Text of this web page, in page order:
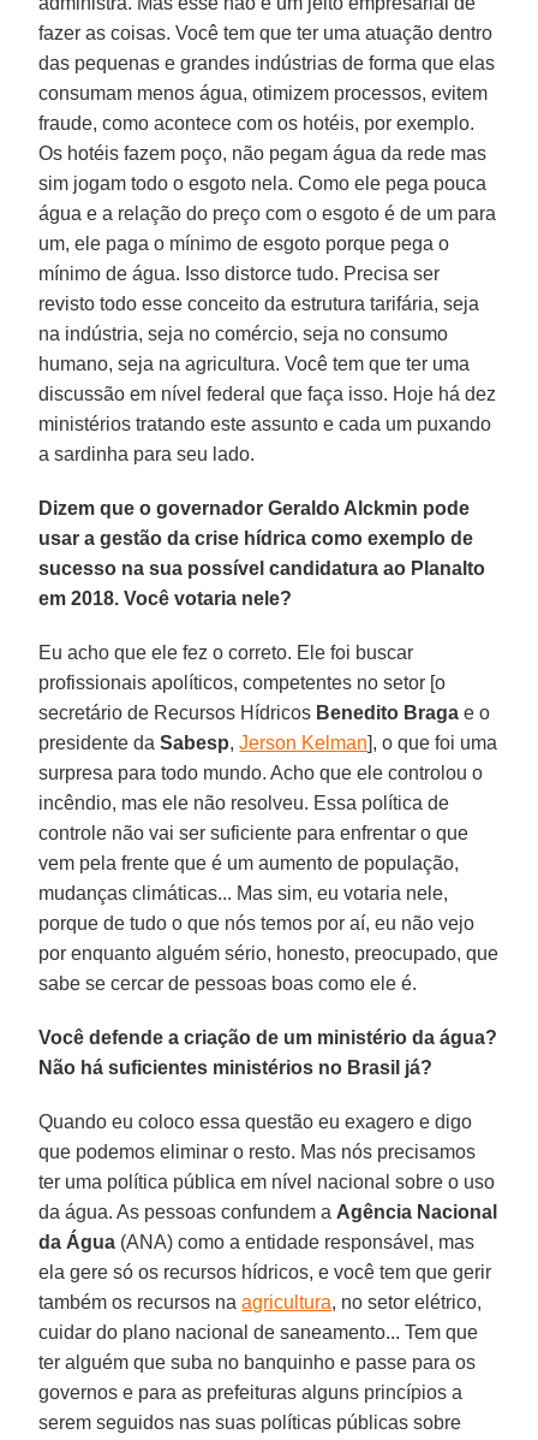
fazer as coisas. Você tem que ter uma atuação dentro
das pequenas e grandes indústrias de forma que elas
consumam menos água, otimizem processos, evitem
fraude, como acontece com os hotéis, por exemplo.
Os hotéis fazem poço, não pegam água da rede mas
sim jogam todo o esgoto nela. Como ele pega pouca
água e a relação do preço com o esgoto é de um para
um, ele paga o mínimo de esgoto porque pega o
mínimo de água. Isso distorce tudo. Precisa ser
revisto todo esse conceito da estrutura tarifária, seja
na indústria, seja no comércio, seja no consumo
humano, seja na agricultura. Você tem que ter uma
discussão em nível federal que faça isso. Hoje há dez
ministérios tratando este assunto e cada um puxando
a sardinha para seu lado.
Dizem que o governador Geraldo Alckmin pode
usar a gestão da crise hídrica como exemplo de
sucesso na sua possível candidatura ao Planalto
em 2018. Você votaria nele?
Eu acho que ele fez o correto. Ele foi buscar
profissionais apolíticos, competentes no setor [o
secretário de Recursos Hídricos Benedito Braga e o
presidente daSabesp, Jerson Kelman], o que foi uma
surpresa para todo mundo. Acho que ele controlou o
incêndio, mas ele não resolveu. Essa política de
controle não vai ser suficiente para enfrentar o que
vem pela frente que é um aumento de população,
mudanças climáticas... Mas sim, eu votaria nele,
porque de tudo o que nós temos por aí, eu não vejo
por enquanto alguém sério, honesto, preocupado, que
sabe se cercar de pessoas boas como ele é.
Você defende a criação de um ministério da água?
Não há suficientes ministérios no Brasil já?
Quando eu coloco essa questão eu exagero e digo
que podemos eliminar o resto. Mas nós precisamos
ter uma política pública em nível nacional sobre o uso
da água. As pessoas confundem a Agência Nacional
da Água (ANA) como a entidade responsável, mas
ela gere só os recursos hídricos, e você tem que gerir
também os recursos naagricultura, no setor elétrico,
cuidar do plano nacional de saneamento... Tem que
ter alguém que suba no banquinho e passe para os
governos e para as prefeituras alguns princípios a
serem seguidos nas suas políticas públicas sobre